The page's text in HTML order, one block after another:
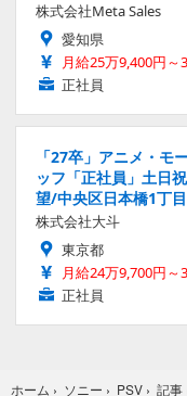
株式会社Meta Sales
愛知県
月給25万9,400円～
正社員
「27卒」アニメ・モ
ッフ「正社員」土日
望/中央区日本橋1丁目
株式会社大斗
東京都
月給24万9,700円～
正社員
ホーム › ソニー › PSV › 記事